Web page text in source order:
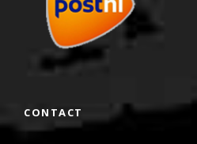
CONTACT